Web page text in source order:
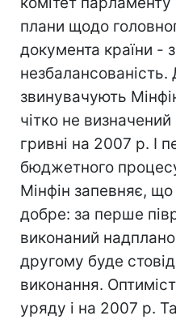
плани щодо
документа країни -
незбалансованість.
звинувачують
чітко не визначений
гривні на 2007 р. І
бюджетного
Мінфін запевняє,
добре: за перше
виконаний
другому буде
виконання.
уряду і на 2007 р.